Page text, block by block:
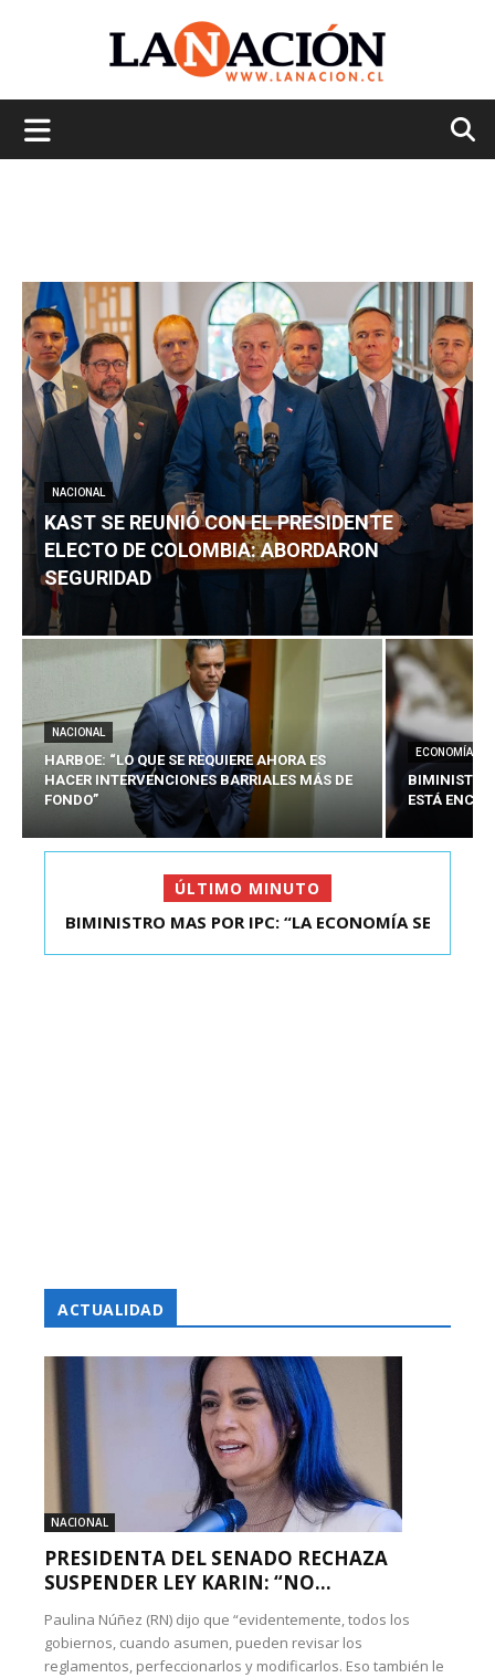
NACIONAL
KAST SE REUNIÓ CON EL PRESIDENTE
ELECTO DE COLOMBIA: ABORDARON
SEGURIDAD
NACIONAL
HARBOE: “LO QUE SE REQUIERE AHORA ES
HACER INTERVENCIONES BARRIALES MÁS DE
FONDO”
ECONOMÍA
BIMINISTRO
ESTÁ
ÚLTIMO MINUTO
KAST SE REUNIÓ CON EL PRESIDENTE ELECTO DE
BIMINISTRO MAS POR IPC: “LA ECONOMÍA SE
ACTUALIDAD
NACIONAL
PRESIDENTA DEL SENADO RECHAZA
SUSPENDER LEY KARIN: “NO...
Paulina Núñez (RN) dijo que “evidentemente, todos los
gobiernos, cuando asumen, pueden revisar los
reglamentos, perfeccionarlos y modificarlos. Eso también le